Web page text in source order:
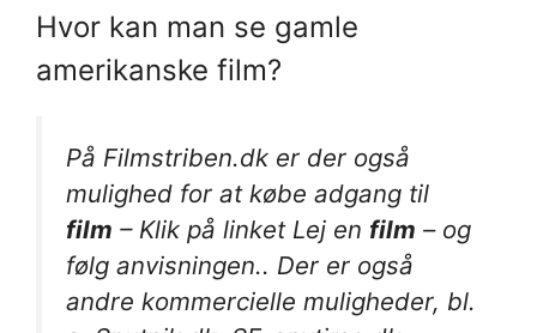
Hvor kan man se gamle
amerikanske film?
På Filmstriben.dk er der også
mulighed for at købe adgang til
film – Klik på linket Lej en film – og
følg anvisningen.. Der er også
andre kommercielle muligheder, bl.